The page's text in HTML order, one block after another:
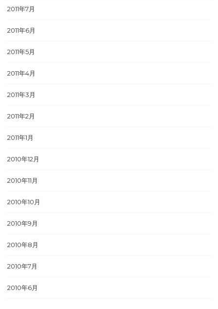
2011年7月
2011年6月
2011年5月
2011年4月
2011年3月
2011年2月
2011年1月
2010年12月
2010年11月
2010年10月
2010年9月
2010年8月
2010年7月
2010年6月